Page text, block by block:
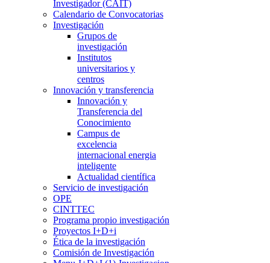
Investigador (CAIT)
Calendario de Convocatorias
Investigación
Grupos de
investigación
Institutos
universitarios y
centros
Innovación y transferencia
Innovación y
Transferencia del
Conocimiento
Campus de
excelencia
internacional energia
inteligente
Actualidad científica
Servicio de investigación
OPE
CINTTEC
Programa propio investigación
Proyectos I+D+i
Ética de la investigación
Comisión de Investigación